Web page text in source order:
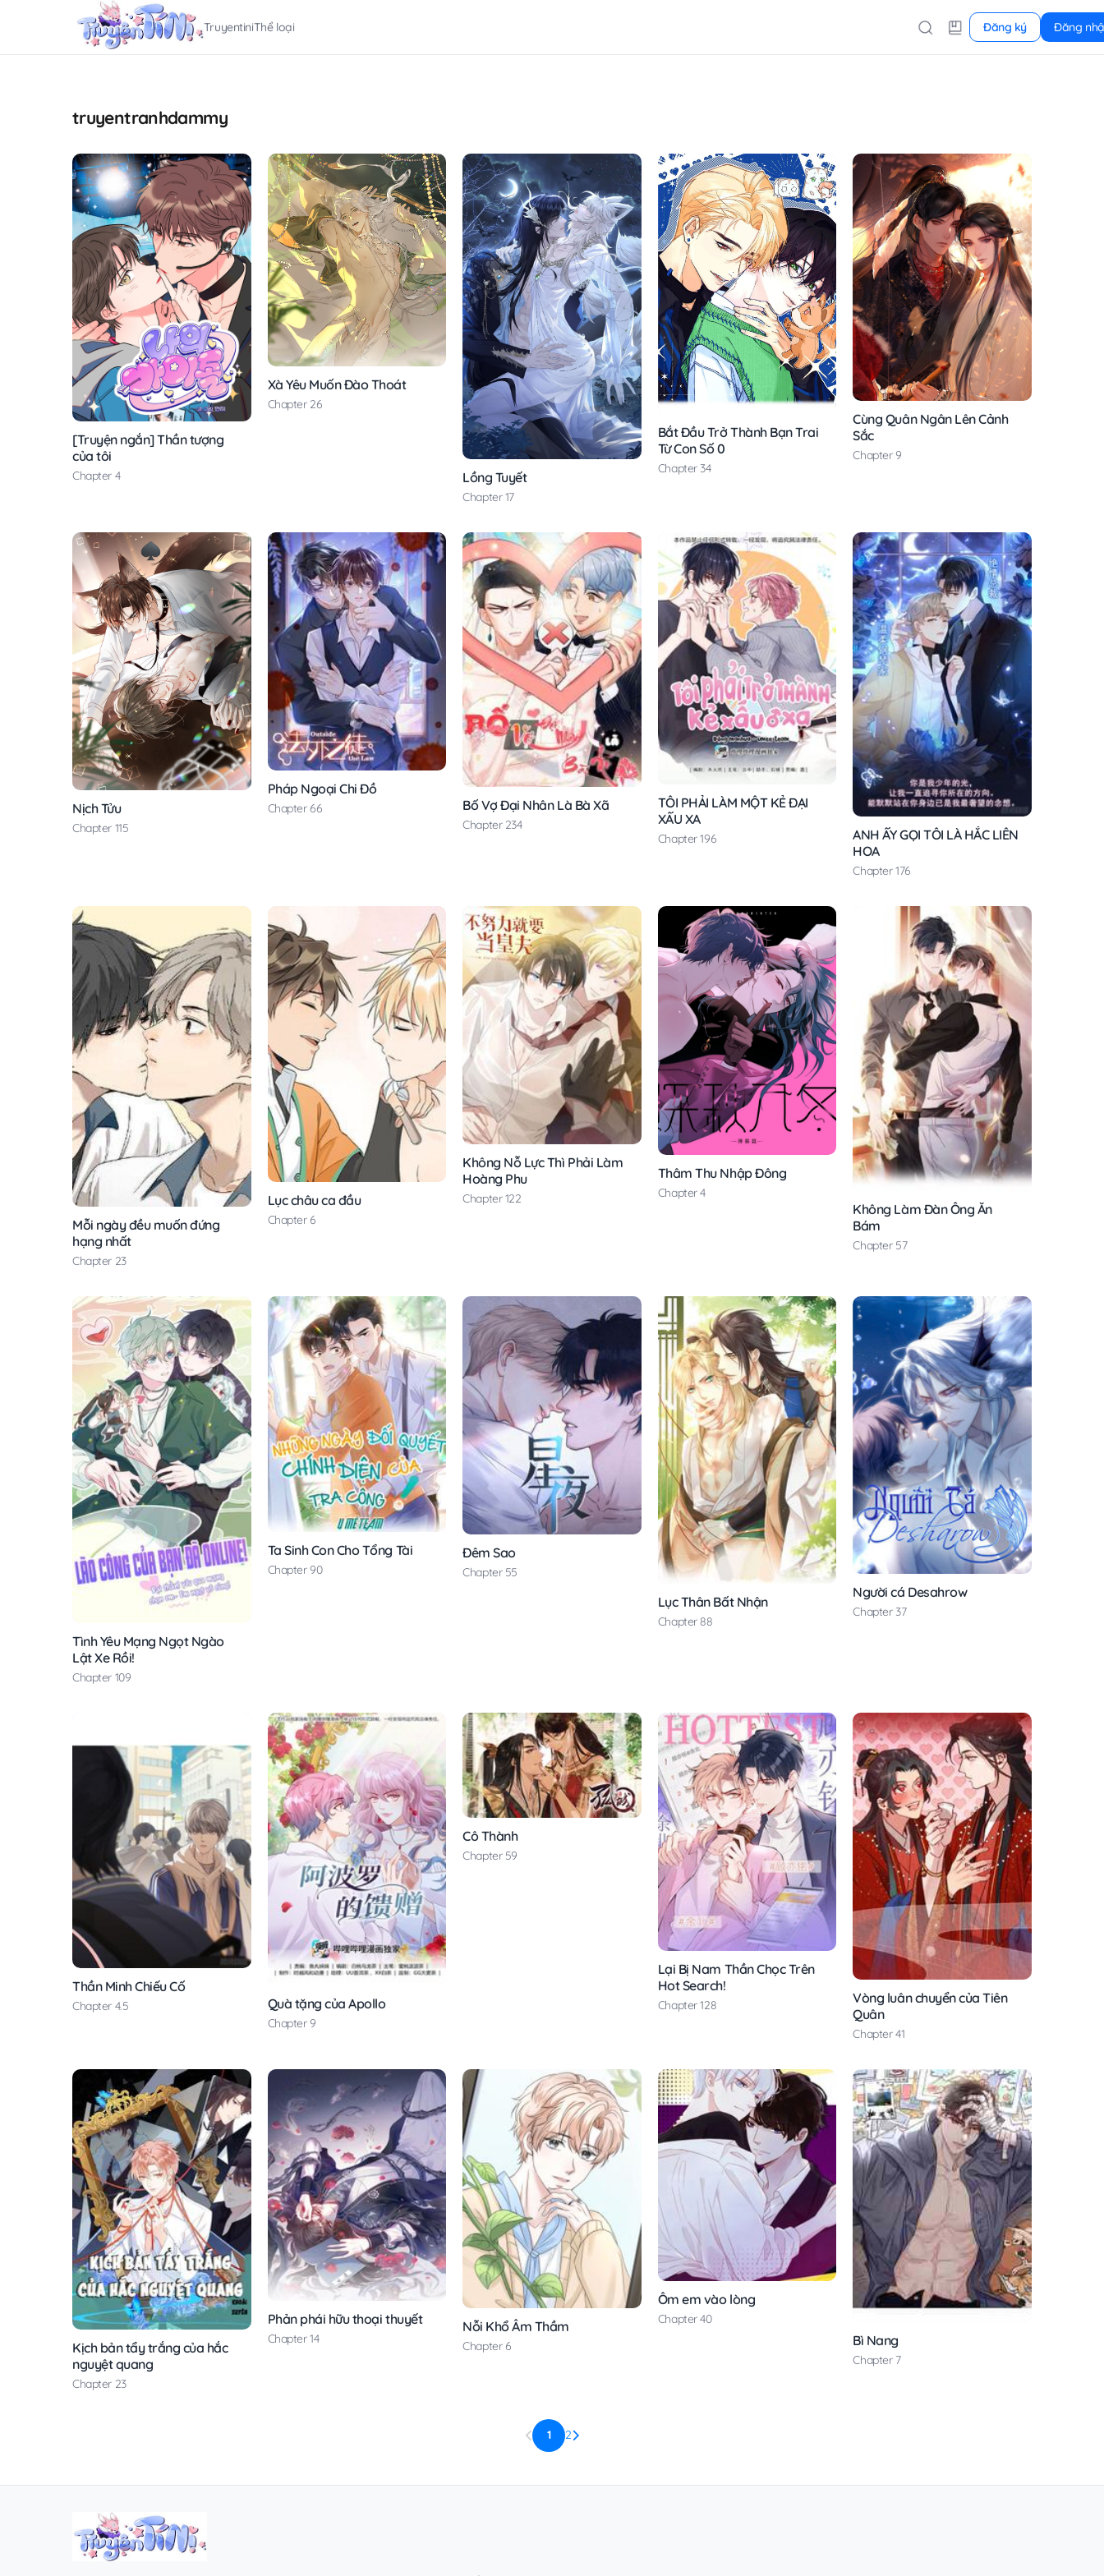
TruyentiniThể loại Đăng ký Đăng
truyentranhdammy
[Truyện ngắn] Thần tượng
của tôi
Chapter 4
Xà Yêu Muốn Đào Thoát
Chapter 26
Lồng Tuyết
Chapter 17
Bắt Đầu Trở Thành Bạn Trai
Từ Con Số 0
Chapter 34
Cùng Quân Ngân Lên Cảnh
Sắc
Chapter 9
Nịch Tửu
Chapter 115
Pháp Ngoại Chi Đồ
Chapter 66 Bố Vợ Đại Nhân Là Bà Xã
Chapter 234
TÔI PHẢI LÀM MỘT KẺ ĐẠI
XẤU XA
Chapter 196
ANH ẤY GỌI TÔI LÀ HẮC LIÊN
HOA
Chapter 176
Mỗi ngày đều muốn đứng
hạng nhất
Chapter 23
Lục châu ca đầu
Chapter 6
Không Nỗ Lực Thì Phải Làm
Hoàng Phu
Chapter 122
Thâm Thu Nhập Đông
Chapter 4
Không Làm Đàn Ông Ăn
Bám
Chapter 57
Tình Yêu Mạng Ngọt Ngào
Lật Xe Rồi!
Chapter 109
Ta Sinh Con Cho Tổng Tài
Chapter 90
Đêm Sao
Chapter 55
Lục Thân Bất Nhận
Chapter 88
Người cá Desahrow
Chapter 37
Thần Minh Chiếu Cố
Chapter 4.5 Quà tặng của Apollo
Chapter 9
Cô Thành
Chapter 59
Lại Bị Nam Thần Chọc Trên
Hot Search!
Chapter 128
Vòng luân chuyển của Tiên
Quân
Chapter 41
Kịch bản tẩy trắng của hắc
nguyệt quang
Chapter 23
Phản phái hữu thoại thuyết
Chapter 14
Nỗi Khổ Âm Thầm
Chapter 6
Ôm em vào lòng
Chapter 40
Bì Nang
Chapter 7
1 2